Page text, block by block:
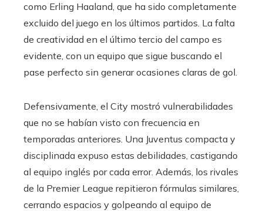
como Erling Haaland, que ha sido completamente
excluido del juego en los últimos partidos. La falta
de creatividad en el último tercio del campo es
evidente, con un equipo que sigue buscando el
pase perfecto sin generar ocasiones claras de gol.
Defensivamente, el City mostró vulnerabilidades
que no se habían visto con frecuencia en
temporadas anteriores. Una Juventus compacta y
disciplinada expuso estas debilidades, castigando
al equipo inglés por cada error. Además, los rivales
de la Premier League repitieron fórmulas similares,
cerrando espacios y golpeando al equipo de